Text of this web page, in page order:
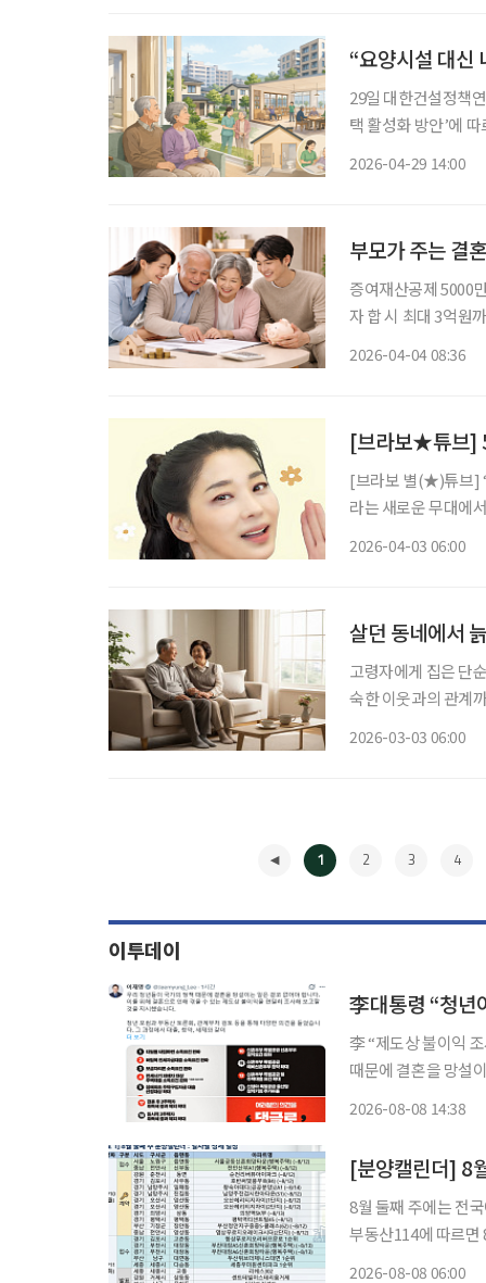
“요양시설 대신
29일 대한건설정책
택 활성화 방안’에
2026-04-29 14:00
부모가 주는 결
증여재산공제 5000
자 합 시 최대 3억원까지 절세 가능 결혼을 앞둔 자녀
2026-04-04 08:36
[브라보★튜브]
[브라보 별(★)튜브]
라는 새로운 무대에
2026-04-03 06:00
살던 동네에서
고령자에게 집은 단
숙한 이웃과의 관계
2026-03-03 06:00
1 2 3 4
이투데이
李대통령 “청년
李 “제도상 불이익 조사해 보고할 것을 지
때문에 결혼을 망설이는 일은
2026-08-08 14:38
[분양캘린더] 8
8월 둘째 주에는 전국에서 4808
부동산114에 따르면 8
2026-08-08 06:00